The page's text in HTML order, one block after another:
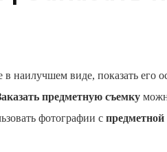
наилучшем виде, показать его
предметную съемку
фотографии с